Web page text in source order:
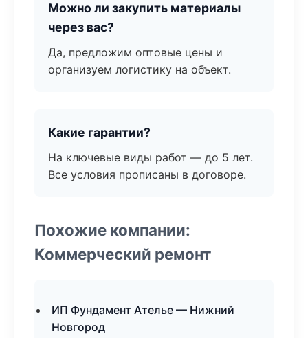
Можно ли закупить материалы
через вас?
Да, предложим оптовые цены и
организуем логистику на объект.
Какие гарантии?
На ключевые виды работ — до 5 лет.
Все условия прописаны в договоре.
Похожие компании:
Коммерческий ремонт
ИП Фундамент Ателье — Нижний
Новгород